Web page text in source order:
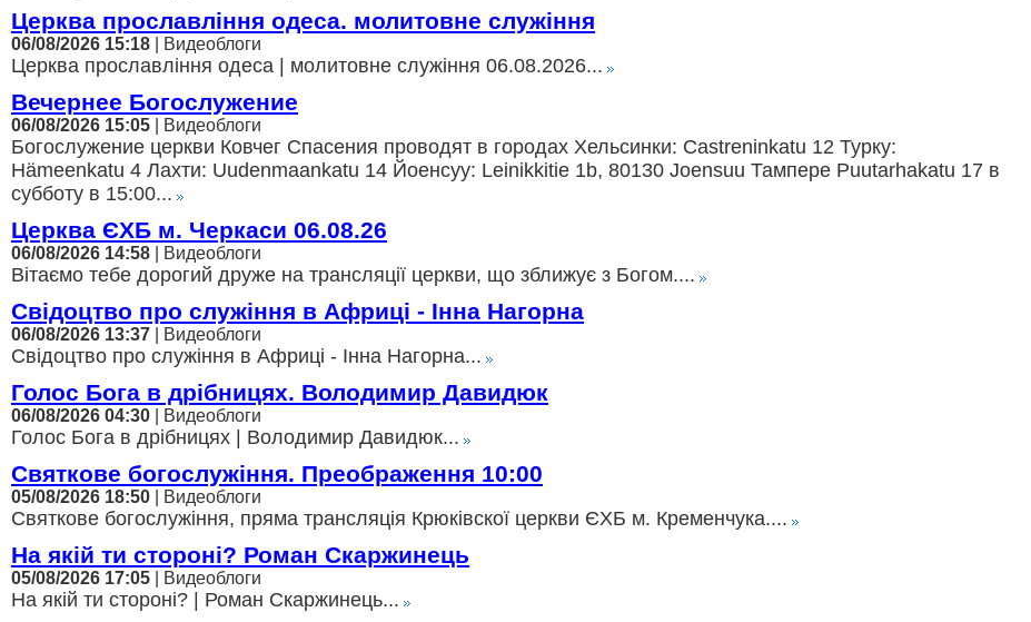
Церква прославління одеса. молитовне служіння
06/08/2026 15:18 | Видеоблоги
Церква прославління одеса | молитовне служіння 06.08.2026...
Вечернее Богослужение
06/08/2026 15:05 | Видеоблоги
Богослужение церкви Ковчег Спасения проводят в городах Хельсинки: Castreninkatu 12 Турку:
Hämeenkatu 4 Лахти: Uudenmaankatu 14 Йоенсуу: Leinikkitie 1b, 80130 Joensuu Тампере Puutarhakatu 17 в
субботу в 15:00...
Церква ЄХБ м. Черкаси 06.08.26
06/08/2026 14:58 | Видеоблоги
Вітаємо тебе дорогий друже на трансляції церкви, що зближує з Богом....
Свідоцтво про служіння в Африці - Інна Нагорна
06/08/2026 13:37 | Видеоблоги
Свідоцтво про служіння в Африці - Інна Нагорна...
Голос Бога в дрібницях. Володимир Давидюк
06/08/2026 04:30 | Видеоблоги
Голос Бога в дрібницях | Володимир Давидюк...
Святкове богослужіння. Преображення 10:00
05/08/2026 18:50 | Видеоблоги
Святкове богослужіння, пряма трансляція Крюківскої церкви ЄХБ м. Кременчука....
На якій ти стороні? Роман Скаржинець
05/08/2026 17:05 | Видеоблоги
На якій ти стороні? | Роман Скаржинець...